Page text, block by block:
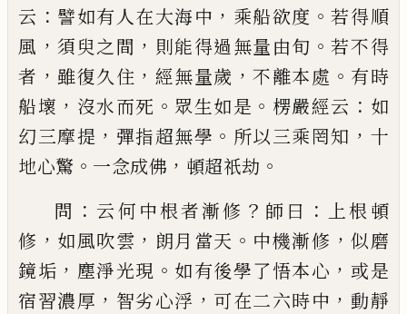
云 ： 譬如有人在大海中 ， 乘船欲度 。若得順
風 ， 須臾之間 ， 則能得過無量由旬 。若不得
者 ，雖復久住 ， 經無量歲 ，不離本處 。 有時
船壞 ， 沒水而死 。 眾生如是 。 楞嚴經云 ： 如
幻三摩提 ， 彈指超無學 。 所以三乘罔知 ， 十
地心驚 。 一念成佛 ， 頓超祇劫 。
問 ： 云何中根者漸修 ？ 師曰 ：
上根頓
修 ， 如風吹雲 ， 朗月 當天 。 中機漸修 ，似磨
鏡垢 ， 塵淨光現 。 如有後學了悟本心 ， 或是
宿習濃厚 ， 智劣心浮 ， 可在二六時中 ，動靜